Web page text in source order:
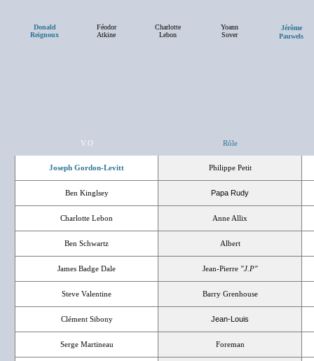
Donald
Reignoux
Féodor
Atkine
Charlotte
Lebon
Yoann
Sover
Jérôme
Pauwels
V.O Rôle
Joseph Gordon-Levitt Philippe Petit
Ben Kinglsey Papa Rudy
Charlotte Lebon Anne Allix
Ben Schwartz Albert
James Badge Dale Jean-Pierre "J.P"
Steve Valentine Barry Grenhouse
Clément Sibony Jean-Louis
Serge Martineau Foreman